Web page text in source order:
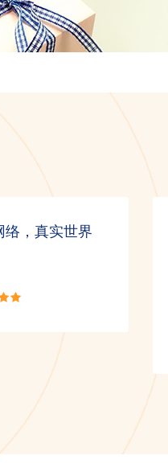
络，真实世界